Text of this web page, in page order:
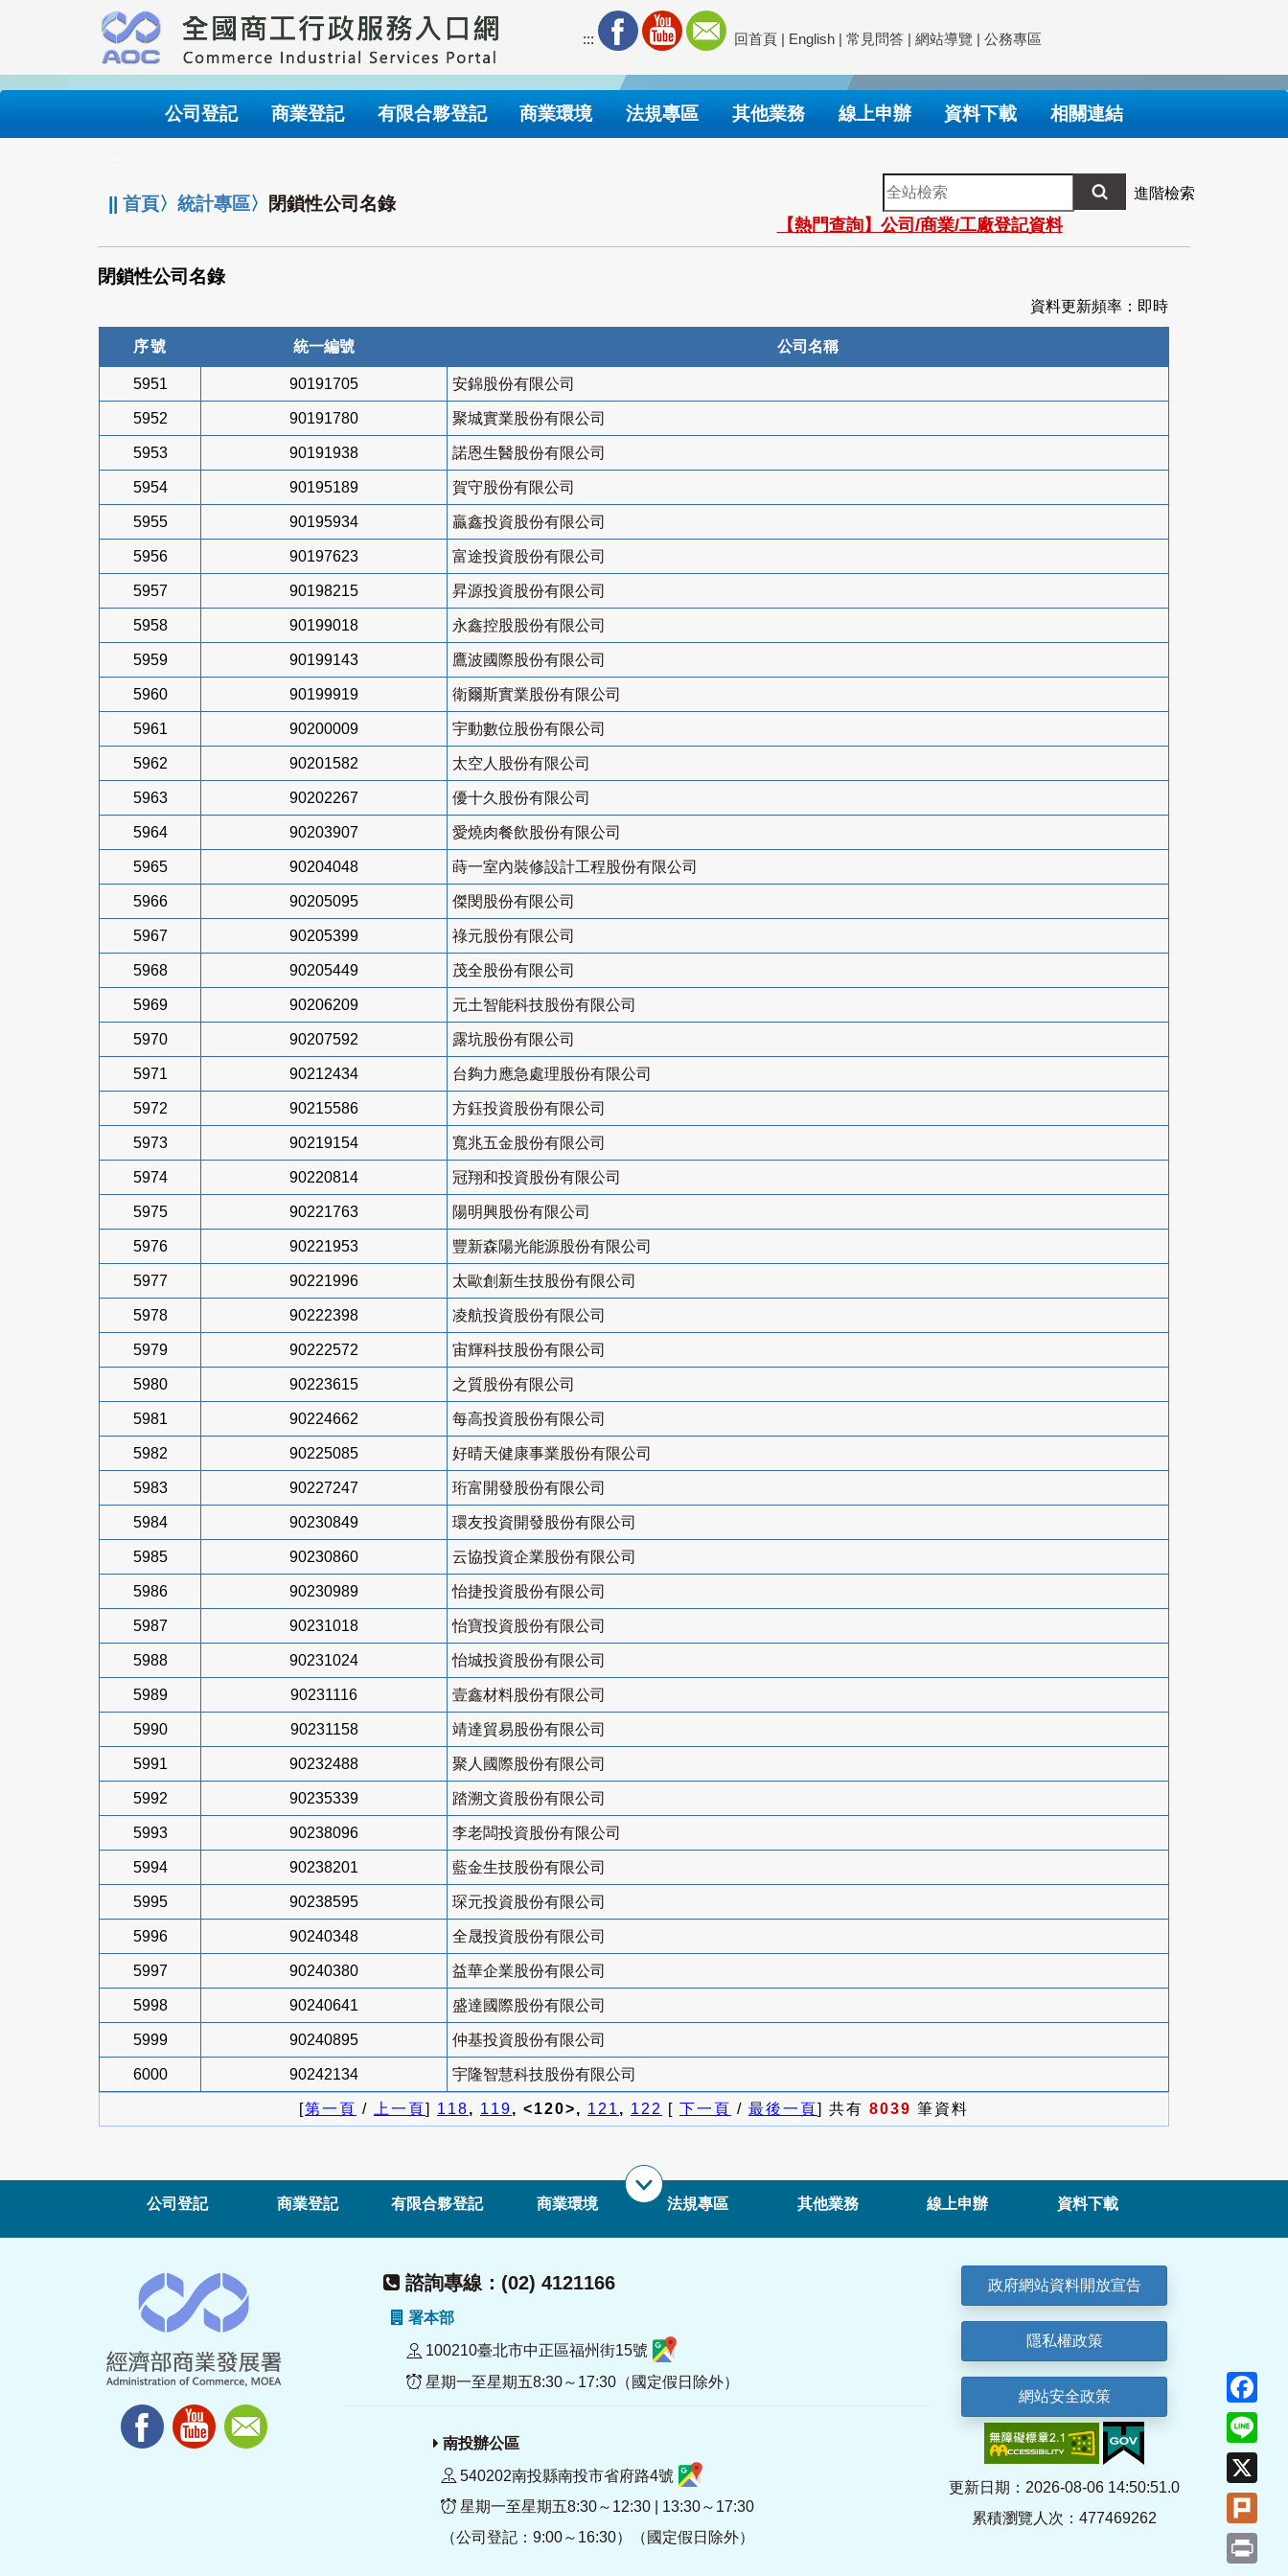
要
內
::: 回首頁 | English | 常見問答 | 網站導覽 | 公務專區
公司登記 商業登記 有限合夥登記 商業環境 法規專區 其他業務 線上申辦 資料下載 相關連結
||首頁〉統計專區〉 閉鎖性公司名錄
全
站
檢
索
進階檢索
【熱門查詢】公司/商業/工廠登記資料
閉鎖性公司名錄
資料更新頻率：即時
序號 統一編號 公司名稱
5951 90191705 安錦股份有限公司
5952 90191780 聚城實業股份有限公司
5953 90191938 諾恩生醫股份有限公司
5954 90195189 賀守股份有限公司
5955 90195934 贏鑫投資股份有限公司
5956 90197623 富途投資股份有限公司
5957 90198215 昇源投資股份有限公司
5958 90199018 永鑫控股股份有限公司
5959 90199143 鷹波國際股份有限公司
5960 90199919 衛爾斯實業股份有限公司
5961 90200009 宇動數位股份有限公司
5962 90201582 太空人股份有限公司
5963 90202267 優十久股份有限公司
5964 90203907 愛燒肉餐飲股份有限公司
5965 90204048 蒔一室內裝修設計工程股份有限公司
5966 90205095 傑閔股份有限公司
5967 90205399 祿元股份有限公司
5968 90205449 茂全股份有限公司
5969 90206209 元土智能科技股份有限公司
5970 90207592 露坑股份有限公司
5971 90212434 台夠力應急處理股份有限公司
5972 90215586 方鈺投資股份有限公司
5973 90219154 寬兆五金股份有限公司
5974 90220814 冠翔和投資股份有限公司
5975 90221763 陽明興股份有限公司
5976 90221953 豐新森陽光能源股份有限公司
5977 90221996 太歐創新生技股份有限公司
5978 90222398 凌航投資股份有限公司
5979 90222572 宙輝科技股份有限公司
5980 90223615 之質股份有限公司
5981 90224662 每高投資股份有限公司
5982 90225085 好晴天健康事業股份有限公司
5983 90227247 珩富開發股份有限公司
5984 90230849 環友投資開發股份有限公司
5985 90230860 云協投資企業股份有限公司
5986 90230989 怡捷投資股份有限公司
5987 90231018 怡寶投資股份有限公司
5988 90231024 怡城投資股份有限公司
5989 90231116 壹鑫材料股份有限公司
5990 90231158 靖達貿易股份有限公司
5991 90232488 聚人國際股份有限公司
5992 90235339 踏溯文資股份有限公司
5993 90238096 李老闆投資股份有限公司
5994 90238201 藍金生技股份有限公司
5995 90238595 琛元投資股份有限公司
5996 90240348 全晟投資股份有限公司
5997 90240380 益華企業股份有限公司
5998 90240641 盛達國際股份有限公司
5999 90240895 仲基投資股份有限公司
6000 90242134 宇隆智慧科技股份有限公司
[第一頁 / 上一頁] 118, 119, <120>, 121, 122 [ 下一頁 / 最後一頁] 共有 8039 筆資料
公司登記 商業登記 有限合夥登記 商業環境 法規專區 其他業務 線上申辦 資料下載
諮詢專線：(02) 4121166
署本部
100210臺北市中正區福州街15號
星期一至星期五8:30～17:30（國定假日除外）
南投辦公區
540202南投縣南投市省府路4號
星期一至星期五8:30～12:30 | 13:30～17:30
（公司登記：9:00～16:30）（國定假日除外）
政府網站資料開放宣告
隱私權政策
網站安全政策
更新日期：2026-08-06 14:50:51.0
累積瀏覽人次：477469262